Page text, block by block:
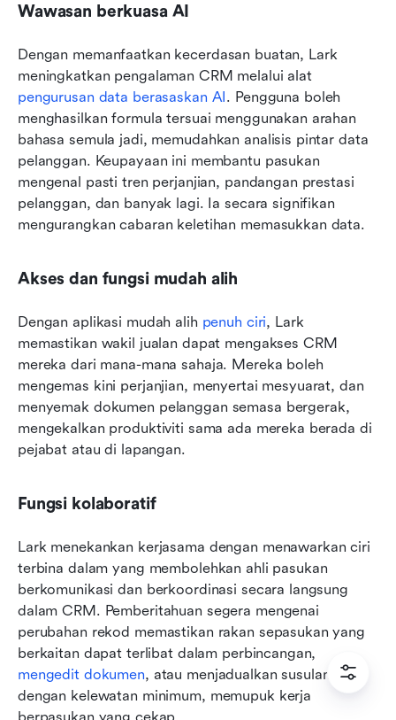
Wawasan berkuasa AI
Dengan memanfaatkan kecerdasan buatan, Lark
meningkatkan pengalaman CRM melalui alat
pengurusan data berasaskan AI. Pengguna boleh
menghasilkan formula tersuai menggunakan arahan
bahasa semula jadi, memudahkan analisis pintar data
pelanggan. Keupayaan ini membantu pasukan
mengenal pasti tren perjanjian, pandangan prestasi
pelanggan, dan banyak lagi. Ia secara signifikan
mengurangkan cabaran keletihan memasukkan data.
Akses dan fungsi mudah alih
Dengan aplikasi mudah alih penuh ciri, Lark
memastikan wakil jualan dapat mengakses CRM
mereka dari mana-mana sahaja. Mereka boleh
mengemas kini perjanjian, menyertai mesyuarat, dan
menyemak dokumen pelanggan semasa bergerak,
mengekalkan produktiviti sama ada mereka berada di
pejabat atau di lapangan.
Fungsi kolaboratif
Lark menekankan kerjasama dengan menawarkan ciri
terbina dalam yang membolehkan ahli pasukan
berkomunikasi dan berkoordinasi secara langsung
dalam CRM. Pemberitahuan segera mengenai
perubahan rekod memastikan rakan sepasukan yang
mengedit dokumen, atau menjadualkan susulan
dengan kelewatan minimum, memupuk kerja
berpasukan yang cekap.